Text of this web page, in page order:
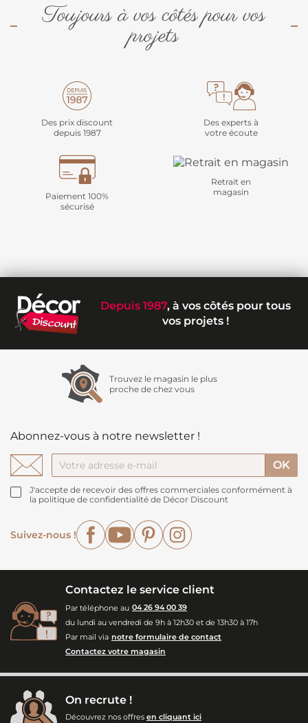
Toujours à vos côtés pour vos
projets
Des prix discount
depuis 1987
Des experts à
votre écoute
Paiement 100%
sécurisé
Retrait en
magasin
Depuis 1987, à vos côtés pour tous
vos projets !
Trouvez le magasin le plus
proche de chez vous
Abonnez-vous à notre newsletter !
J'accepte de recevoir des offres commerciales conformément à
la politique de confidentialité de Décor Discount
Suivez-nous !
FacebookYouTubePinterest
Contactez le service client
Par téléphone au 04 26 94 00 39
du lundi au vendredi de 9h à 12h30 et de 13h30 à 17h
Par mail via notre formulaire de contact
Contactez votre magasin
On recrute !
Découvrez nos offres en cliquant ici